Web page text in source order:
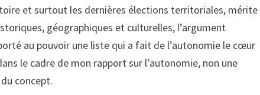
et surtout les dernières élections territoriales, mérite
géographiques et culturelles, l’argument
au pouvoir une liste qui a fait de l’autonomie le cœur
le cadre de mon rapport sur l’autonomie, non une
du concept.